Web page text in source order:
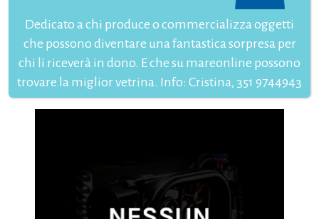
Dedicato a chi produce o commercializza oggetti
che possono diventare una fantastica sorpresa per
chi li riceverà in dono. E che su mareonline possono
trovare la miglior vetrina. Info: Cristina, 351 9744943